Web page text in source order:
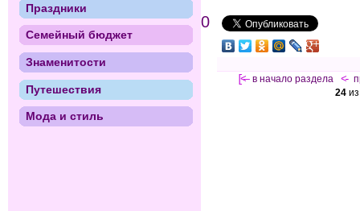
0
[<— в начало раздела <-
24
Праздники
Семейный бюджет
Знаменитости
Путешествия
Мода и стиль